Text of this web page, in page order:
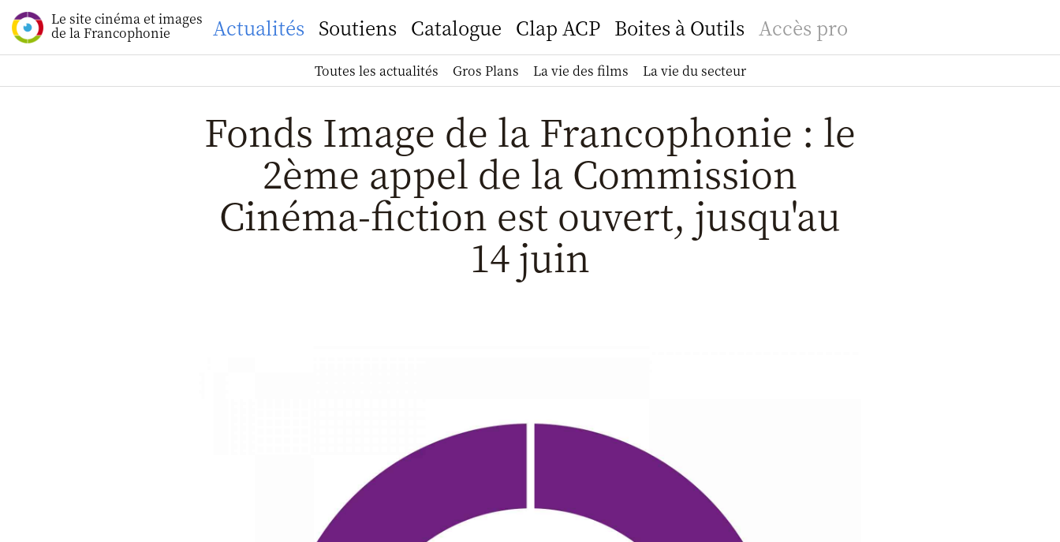
Le site cinéma et images
de la Francophonie Actualités
Toutes les actualités Gros Plans La vie des films La vie du secteur
Soutiens Catalogue Clap ACP Boites à Outils Accès pro
Fonds Image de la Francophonie : le
2ème appel de la Commission
Cinéma-fiction est ouvert, jusqu'au
14 juin